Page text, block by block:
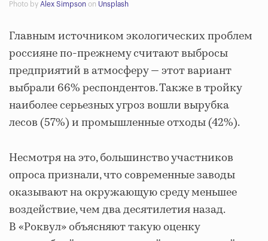
Photo by Alex Simpson on Unsplash
Главным источником экологических проблем
россияне по-прежнему считают выбросы
предприятий в атмосферу — этот вариант
выбрали 66% респондентов. Также в тройку
наиболее серьезных угроз вошли вырубка
лесов (57%) и промышленные отходы (42%).
Несмотря на это, большинство участников
опроса признали, что современные заводы
оказывают на окружающую среду меньшее
воздействие, чем два десятилетия назад.
В «Роквул» объясняют такую оценку